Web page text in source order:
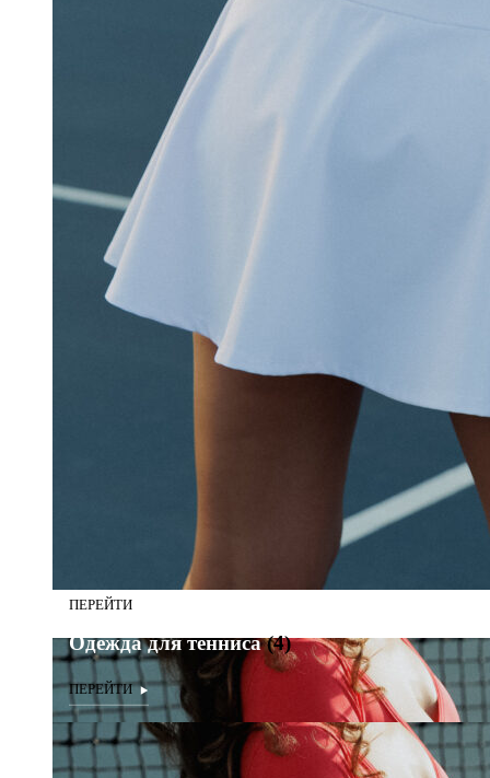
Одежда для тенниса
Одежда для тенниса(4)